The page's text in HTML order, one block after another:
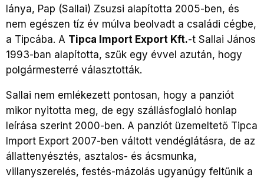
lánya, Pap (Sallai) Zsuzsi alapította 2005-ben, és
nem egészen tíz év múlva beolvadt a családi cégbe,
a Tipcába. A Tipca Import Export Kft.-t Sallai János
1993-ban alapította, szűk egy évvel azután, hogy
polgármesterré választották.
Sallai nem emlékezett pontosan, hogy a panziót
mikor nyitotta meg, de egy szállásfoglaló honlap
leírása szerint 2000-ben. A panziót üzemeltető Tipca
Import Export 2007-ben váltott vendéglátásra, de az
állattenyésztés, asztalos- és ácsmunka,
villanyszerelés, festés-mázolás ugyanúgy feltűnik a